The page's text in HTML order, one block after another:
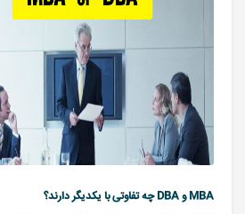
MBA و DBA چه تفاوتی با یکدیگر دارند؟